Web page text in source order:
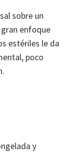
sobre un
enfoque
estériles le da
poco
y